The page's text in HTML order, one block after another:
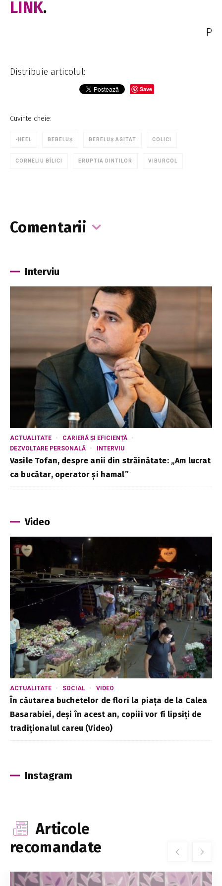
LINK.
P
Distribuie articolul:
Save
Cuvinte cheie:
-HEEL BEBELUȘ BEBELUȘ AGITAT COLICI
CORNELIU BÎLICI ERUPTIA DINTILOR VIBURCOL
Comentarii
Interviu
ACTUALITATE
CARIERĂ ȘI EFICIENȚĂ
DEZVOLTARE PERSONALĂ
INTERVIU
Vasile Tofan, despre anii din străinătate: „Am lucrat
ca bucătar, operator și hamal”
Video
ACTUALITATE SOCIAL VIDEO
În căutarea buchetelor de flori la piața de la Calea
Basarabiei, deși în acest an, copiii vor fi lipsiți de
tradiționalul careu (Video)
Instagram
Articole
recomandate